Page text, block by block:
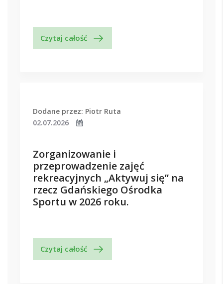
Czytaj całość
Dodane przez: Piotr Ruta
02.07.2026
Zorganizowanie i
przeprowadzenie zajęć
rekreacyjnych „Aktywuj się” na
rzecz Gdańskiego Ośrodka
Sportu w 2026 roku.
Czytaj całość